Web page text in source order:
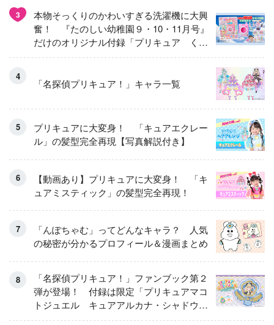
3
本物そっくりのかわいすぎる洗濯機に大興
奮！ 『たのしい幼稚園９・10・11月号』
だけのオリジナル付録「プリキュア くる
くるせんたくき」
「名探偵プリキュア！」キャラ一覧
プリキュアに大変身！ 「キュアエクレー
ル」の髪型完全再現【写真解説付き】
【動画あり】プリキュアに大変身！ 「キ
ュアミスティック」の髪型完全再現！
「んぽちゃむ」ってどんなキャラ？ 人気
の秘密が分かるプロフィール＆漫画まとめ
「名探偵プリキュア！」ファンブック第２
弾が登場！ 付録は限定「プリキュアマコ
トジュエル キュアアルカナ・シャドウ
アイスver.」 キュアエクレールを大特